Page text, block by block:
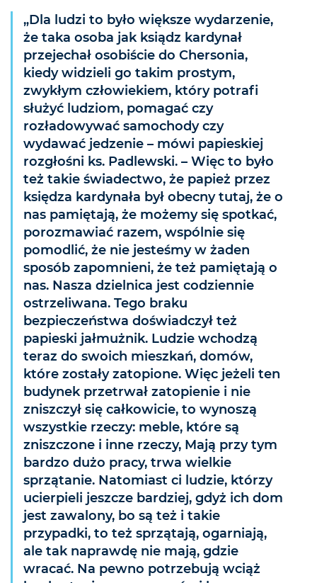
„Dla ludzi to było większe wydarzenie,
że taka osoba jak ksiądz kardynał
przejechał osobiście do Chersonia,
kiedy widzieli go takim prostym,
zwykłym człowiekiem, który potrafi
służyć ludziom, pomagać czy
rozładowywać samochody czy
wydawać jedzenie – mówi papieskiej
rozgłośni ks. Padlewski. – Więc to było
też takie świadectwo, że papież przez
księdza kardynała był obecny tutaj, że o
nas pamiętają, że możemy się spotkać,
porozmawiać razem, wspólnie się
pomodlić, że nie jesteśmy w żaden
sposób zapomnieni, że też pamiętają o
nas. Nasza dzielnica jest codziennie
ostrzeliwana. Tego braku
bezpieczeństwa doświadczył też
papieski jałmużnik. Ludzie wchodzą
teraz do swoich mieszkań, domów,
które zostały zatopione. Więc jeżeli ten
budynek przetrwał zatopienie i nie
zniszczył się całkowicie, to wynoszą
wszystkie rzeczy: meble, które są
zniszczone i inne rzeczy, Mają przy tym
bardzo dużo pracy, trwa wielkie
sprzątanie. Natomiast ci ludzie, którzy
ucierpieli jeszcze bardziej, gdyż ich dom
jest zawalony, bo są też i takie
przypadki, to też sprzątają, ogarniają,
ale tak naprawdę nie mają, gdzie
wracać. Na pewno potrzebują wciąż